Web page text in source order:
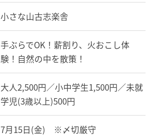
小さな山古志楽舎
手ぶらでOK！薪割り、火おこし体
験！自然の中を散策！
大人2,500円／小中学生1,500円／未就
学児(3歳以上)500円
7月15日(金) ※〆切厳守